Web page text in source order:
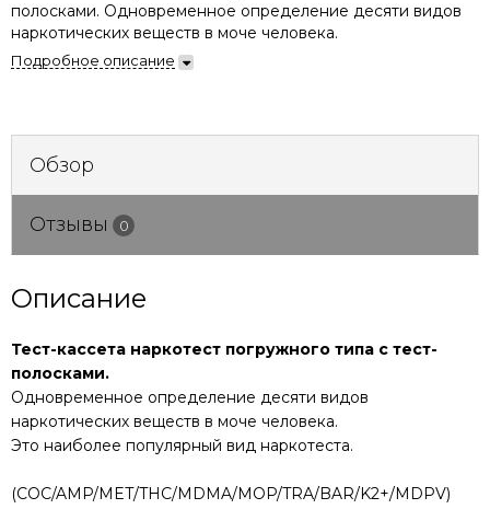
полосками. Одновременное определение десяти видов
наркотических веществ в моче человека.
Подробное описание
Обзор
Отзывы 0
Описание
Тест-кассета наркотест погружного типа с тест-
полосками.
Одновременное определение десяти видов
наркотических веществ в моче человека.
Это наиболее популярный вид наркотеста.
(COC/AMP/MET/THC/MDMA/MOP/TRA/BAR/K2+/MDPV)